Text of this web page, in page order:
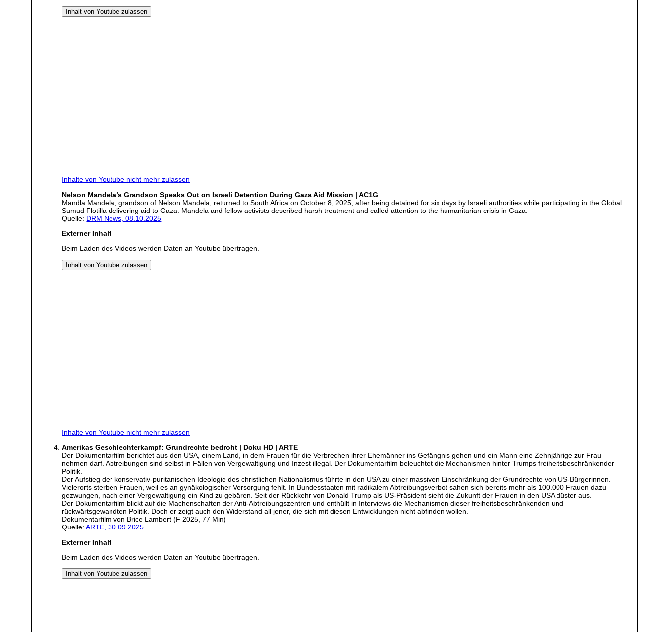
Inhalt von Youtube zulassen
Inhalte von Youtube nicht mehr zulassen
Nelson Mandela’s Grandson Speaks Out on Israeli Detention During Gaza Aid Mission | AC1G
Mandla Mandela, grandson of Nelson Mandela, returned to South Africa on October 8, 2025, after being detained for six days by Israeli authorities while participating in the Global
Sumud Flotilla delivering aid to Gaza. Mandela and fellow activists described harsh treatment and called attention to the humanitarian crisis in Gaza.
Quelle: DRM News, 08.10.2025
Externer Inhalt
Beim Laden des Videos werden Daten an Youtube übertragen.
Inhalt von Youtube zulassen
Inhalte von Youtube nicht mehr zulassen
Amerikas Geschlechterkampf: Grundrechte bedroht | Doku HD | ARTE
Der Dokumentarfilm berichtet aus den USA, einem Land, in dem Frauen für die Verbrechen ihrer Ehemänner ins Gefängnis gehen und ein Mann eine Zehnjährige zur Frau
nehmen darf. Abtreibungen sind selbst in Fällen von Vergewaltigung und Inzest illegal. Der Dokumentarfilm beleuchtet die Mechanismen hinter Trumps freiheitsbeschränkender
Politik.
Der Aufstieg der konservativ-puritanischen Ideologie des christlichen Nationalismus führte in den USA zu einer massiven Einschränkung der Grundrechte von US-Bürgerinnen.
Vielerorts sterben Frauen, weil es an gynäkologischer Versorgung fehlt. In Bundesstaaten mit radikalem Abtreibungsverbot sahen sich bereits mehr als 100.000 Frauen dazu
gezwungen, nach einer Vergewaltigung ein Kind zu gebären. Seit der Rückkehr von Donald Trump als US-Präsident sieht die Zukunft der Frauen in den USA düster aus.
Der Dokumentarfilm blickt auf die Machenschaften der Anti-Abtreibungszentren und enthüllt in Interviews die Mechanismen dieser freiheitsbeschränkenden und
rückwärtsgewandten Politik. Doch er zeigt auch den Widerstand all jener, die sich mit diesen Entwicklungen nicht abfinden wollen.
Dokumentarfilm von Brice Lambert (F 2025, 77 Min)
Quelle:ARTE, 30.09.2025
Externer Inhalt
Beim Laden des Videos werden Daten an Youtube übertragen.
Inhalt von Youtube zulassen